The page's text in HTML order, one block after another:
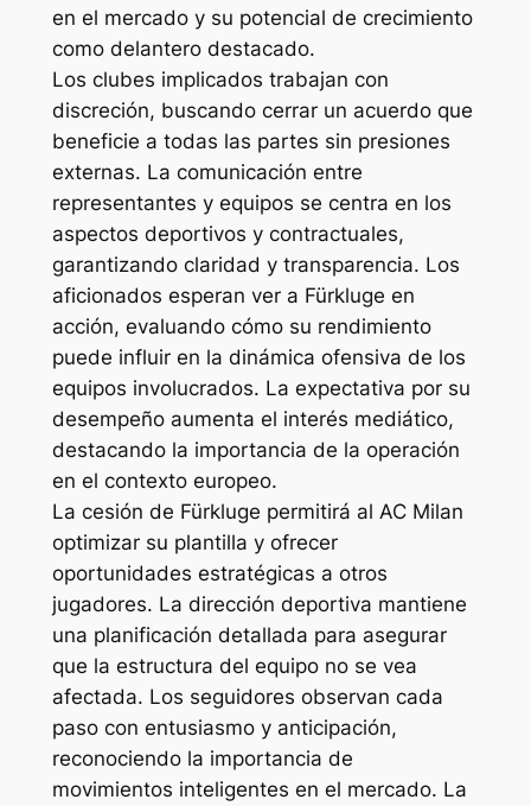
en el mercado y su potencial de crecimiento
como delantero destacado.
Los clubes implicados trabajan con
discreción, buscando cerrar un acuerdo que
beneficie a todas las partes sin presiones
externas. La comunicación entre
representantes y equipos se centra en los
aspectos deportivos y contractuales,
garantizando claridad y transparencia. Los
aficionados esperan ver a Fürkluge en
acción, evaluando cómo su rendimiento
puede influir en la dinámica ofensiva de los
equipos involucrados. La expectativa por su
desempeño aumenta el interés mediático,
destacando la importancia de la operación
en el contexto europeo.
La cesión de Fürkluge permitirá al AC Milan
optimizar su plantilla y ofrecer
oportunidades estratégicas a otros
jugadores. La dirección deportiva mantiene
una planificación detallada para asegurar
que la estructura del equipo no se vea
afectada. Los seguidores observan cada
paso con entusiasmo y anticipación,
reconociendo la importancia de
movimientos inteligentes en el mercado. La